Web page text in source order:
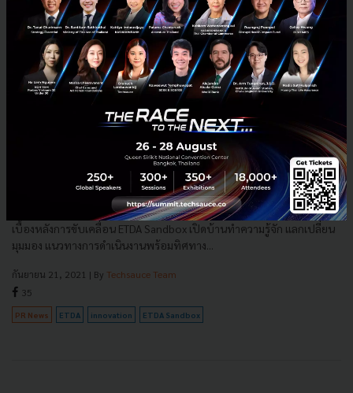
ETDA เตรียมจัดงาน Open ETDA Sandbox “เปิดบ้าน แชร์ไอ
เดีย ร่วมสร้างนวัตกรรมสู่ชีวิตดิจิทัล” 21 ก.ย.นี้
“เปิดบ้าน แชร์ไอเดีย ร่วมสร้างนวัตกรรมสู่ชีวิตดิจิทัล” นำทัพผู้บริหารที่อยู่
เบื้องหลังการขับเคลื่อน ETDA Sandbox เปิดบ้านทำความรู้จัก แลกเปลี่ยน
มุมมอง แนวทางการดำเนินงานพร้อมทิศทาง...
กันยายน 21, 2021 | By Techsauce Team
35
PR News ETDA innovation ETDA Sandbox